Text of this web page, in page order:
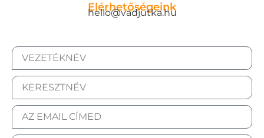
Elérhetőségeink
hello@vadjutka.hu